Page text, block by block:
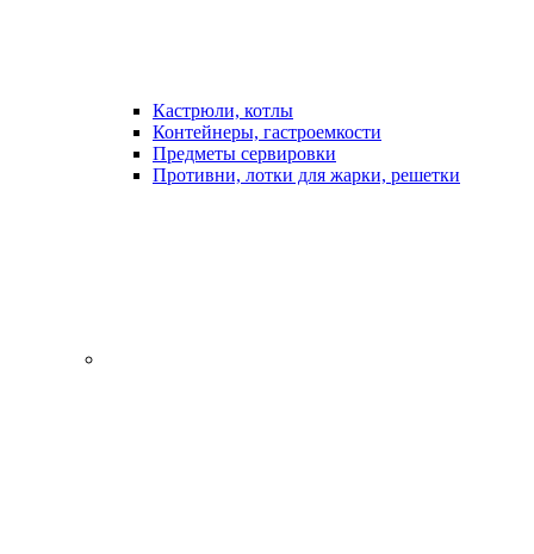
Кастрюли, котлы
Контейнеры, гастроемкости
Предметы сервировки
Противни, лотки для жарки, решетки